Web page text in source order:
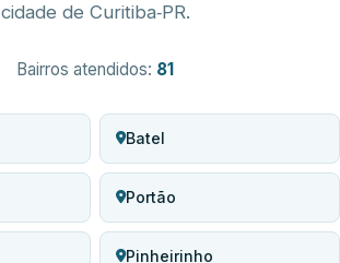
cidade de Curitiba‑PR.
Bairros atendidos: 81
Batel
Portão
Pinheirinho